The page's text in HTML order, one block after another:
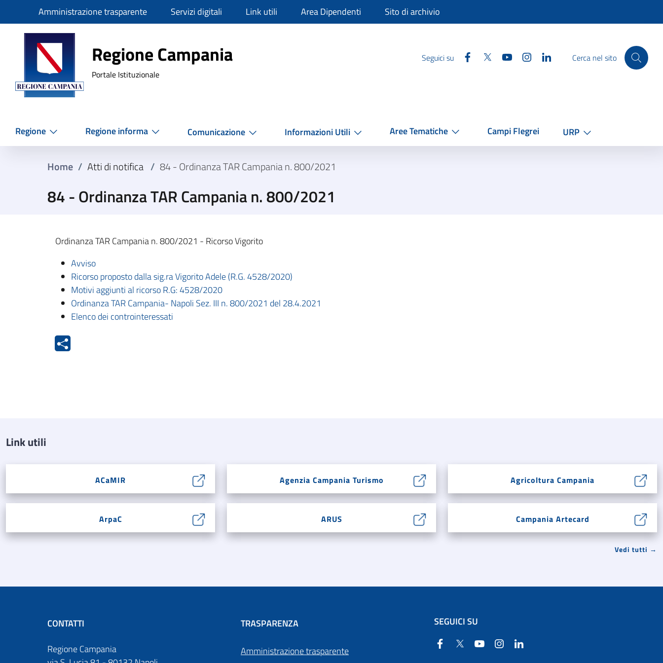
SlimAmministrazione trasparente Servizi digitali Link utili Area Dipendenti Sito di archivio
Regione Campania
Regione Campania
Portale Istituzionale
Seguici su Facebook
Twitter YouTube InstagramLinkedinCerca nel sito
Regione Regione informa Comunicazione Informazioni Utili Aree Tematiche Campi Flegrei URP
Home / Atti di notifica / 84 - Ordinanza TAR Campania n. 800/2021
84 - Ordinanza TAR Campania n. 800/2021
Ordinanza TAR Campania n. 800/2021 - Ricorso Vigorito
Avviso
Ricorso proposto dalla sig.ra Vigorito Adele (R.G. 4528/2020)
Motivi aggiunti al ricorso R.G: 4528/2020
Ordinanza TAR Campania- Napoli Sez. III n. 800/2021 del 28.4.2021
Elenco dei controinteressati
Link utili
ACaMIR Agenzia Campania Turismo Agricoltura Campania
ArpaC ARUS Campania Artecard
Vedi tutti →
CONTATTI
Regione Campania
TRASPARENZA
Amministrazione trasparente
SEGUICI SU
Facebook
Twitter YouTube Instagram